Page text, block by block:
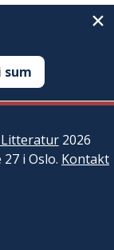
Litteratur2026
i Oslo. Kontakt